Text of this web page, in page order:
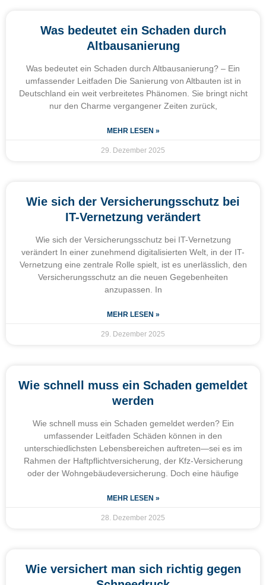
Was bedeutet ein Schaden durch
Altbausanierung
Was bedeutet ein Schaden durch Altbausanierung? – Ein
umfassender Leitfaden Die Sanierung von Altbauten ist in
Deutschland ein weit verbreitetes Phänomen. Sie bringt nicht
nur den Charme vergangener Zeiten zurück,
MEHR LESEN »
29. Dezember 2025
Wie sich der Versicherungsschutz bei
IT-Vernetzung verändert
Wie sich der Versicherungsschutz bei IT-Vernetzung
verändert In einer zunehmend digitalisierten Welt, in der IT-
Vernetzung eine zentrale Rolle spielt, ist es unerlässlich, den
Versicherungsschutz an die neuen Gegebenheiten
anzupassen. In
MEHR LESEN »
29. Dezember 2025
Wie schnell muss ein Schaden gemeldet
werden
Wie schnell muss ein Schaden gemeldet werden? Ein
umfassender Leitfaden Schäden können in den
unterschiedlichsten Lebensbereichen auftreten—sei es im
Rahmen der Haftpflichtversicherung, der Kfz-Versicherung
oder der Wohngebäudeversicherung. Doch eine häufige
MEHR LESEN »
28. Dezember 2025
Wie versichert man sich richtig gegen